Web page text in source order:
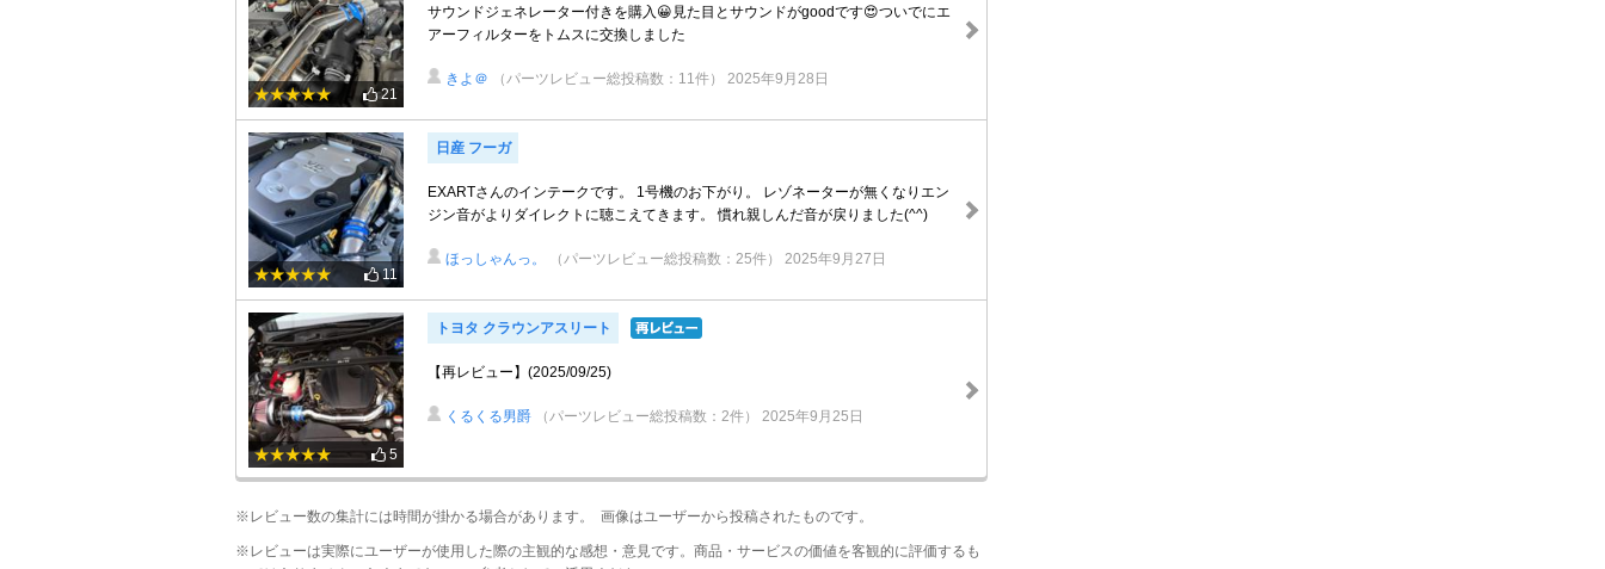
21
サウンドジェネレーター付きを購入😀見た目とサウンドがgoodです😍ついでにエ
アーフィルターをトムスに交換しました
きよ＠ （パーツレビュー総投稿数：11件） 2025年9月28日
11
日産 フーガ
EXARTさんのインテークです。 1号機のお下がり。 レゾネーターが無くなりエン
ジン音がよりダイレクトに聴こえてきます。 慣れ親しんだ音が戻りました(^^)
ほっしゃんっ。 （パーツレビュー総投稿数：25件） 2025年9月27日
5
トヨタ クラウンアスリート
【再レビュー】(2025/09/25)
くるくる男爵 （パーツレビュー総投稿数：2件） 2025年9月25日
※レビュー数の集計には時間が掛かる場合があります。 画像はユーザーから投稿されたものです。
※レビューは実際にユーザーが使用した際の主観的な感想・意見です。商品・サービスの価値を客観的に評価するも